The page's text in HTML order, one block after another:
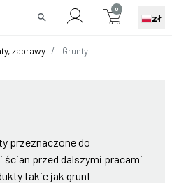
search
0
zł
zaprawy Grunty
przeznaczone do
przed dalszymi pracami
takie jak grunt